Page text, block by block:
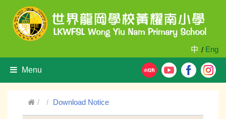
中 / Eng
Menu
Download Notice